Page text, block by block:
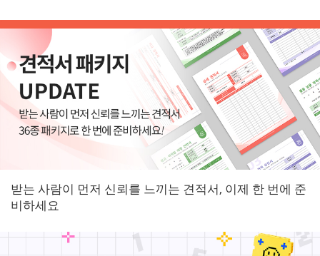
받는 사람이 먼저 신뢰를 느끼는 견적서, 이제 한 번에 준
비하세요